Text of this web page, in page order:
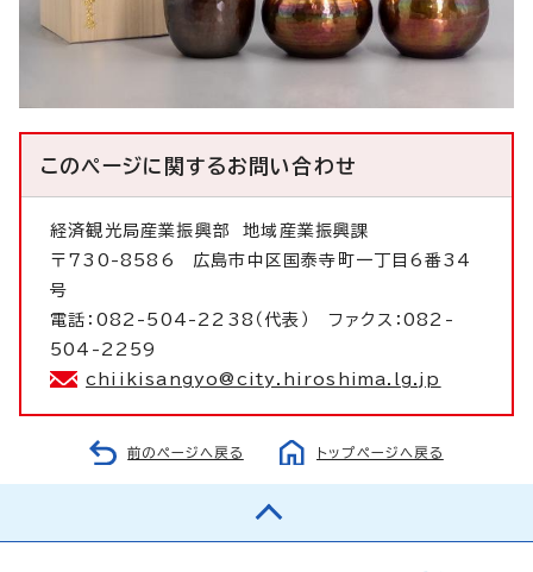
このページに関するお問い合わせ
経済観光局産業振興部地域産業振興課
〒730-8586 広島市中区国泰寺町一丁目6番34
号
電話：082-504-2238（代表） ファクス：082-
504-2259
chiikisangyo@city.hiroshima.lg.jp
前のページへ戻る トップページへ戻る